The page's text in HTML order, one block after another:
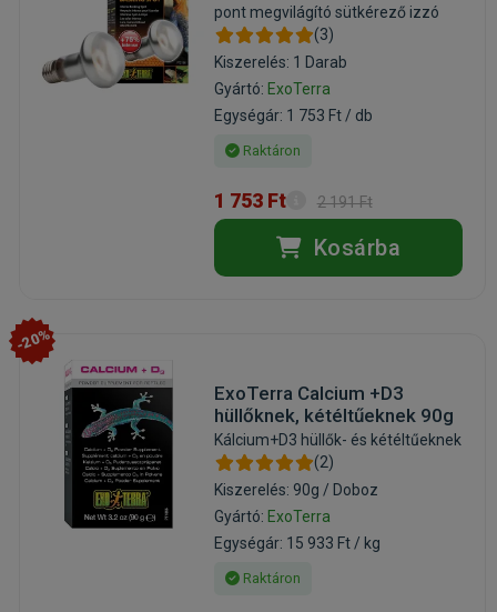
pont megvilágító sütkérező izzó
(3)
Kiszerelés: 1 Darab
Gyártó: ExoTerra
Egységár: 1 753 Ft / db
Raktáron
1 753 Ft 2 191 Ft
Kosárba
-20%
ExoTerra Calcium +D3
hüllőknek, kétéltűeknek 90g
Kálcium+D3 hüllők- és kétéltűeknek
(2)
Kiszerelés: 90g / Doboz
Gyártó: ExoTerra
Egységár: 15 933 Ft / kg
Raktáron